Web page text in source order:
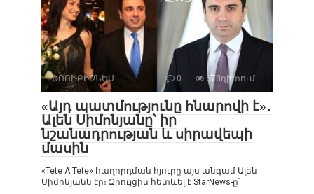
ՇՈՈՒ-ԲԻԶՆԵՍ 0 678դիտում
«Այդ պատմությունը հնարովի է»․
Ալեն Սիմոնյանը՝ իր
նշանադրության և սիրավեպի
մասին
«Tete A Tete» հաղորդման հյուրը այս անգամ Ալեն
Սիմոնյանն էր։ Զրույցին հետևել է StarNews-ը՝